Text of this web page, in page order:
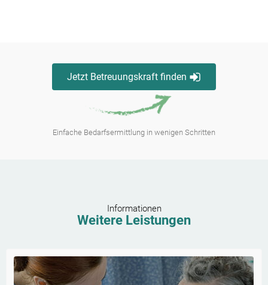
Jetzt Betreuungskraft finden
Einfache Bedarfsermittlung in wenigen Schritten
Informationen
Weitere Leistungen